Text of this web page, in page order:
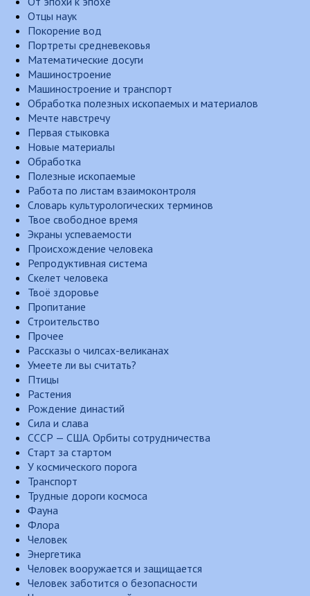
Отцы наук
Покорение вод
Портреты средневековья
Математические досуги
Машиностроение
Машиностроение и транспорт
Обработка полезных ископаемых и материалов
Мечте навстречу
Первая стыковка
Новые материалы
Обработка
Полезные ископаемые
Работа по листам взаимоконтроля
Словарь культурологических терминов
Твое свободное время
Экраны успеваемости
Происхождение человека
Репродуктивная система
Скелет человека
Твоё здоровье
Пропитание
Строительство
Прочее
Рассказы о чилсах-великанах
Умеете ли вы считать?
Птицы
Растения
Рождение династий
Сила и слава
СССР — США. Орбиты сотрудничества
Старт за стартом
У космического порога
Транспорт
Трудные дороги космоса
Фауна
Флора
Человек
Энергетика
Человек вооружается и защищается
Человек заботится о безопасности